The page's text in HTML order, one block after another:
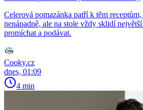
Celerová pomazánka patří k těm
nenápadně, ale na stole vždy sklidí
promíchat a podávat.
Cooky.cz
dnes, 01:09
4 min